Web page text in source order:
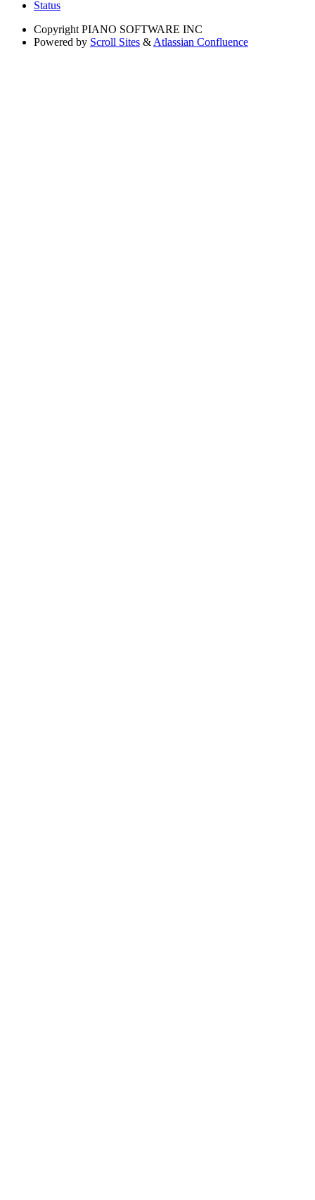
Status
Copyright PIANO SOFTWARE INC
Powered by Scroll Sites & Atlassian Confluence